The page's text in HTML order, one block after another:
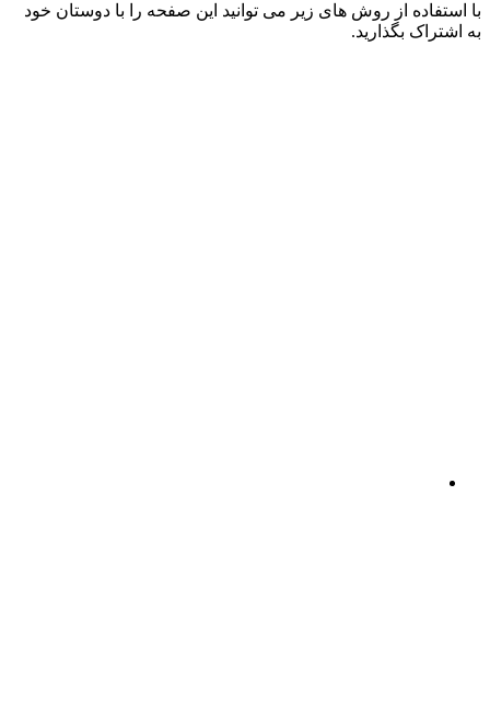
با استفاده از روش های زیر می توانید این صفحه را با دوستان خود
به اشتراک بگذارید.